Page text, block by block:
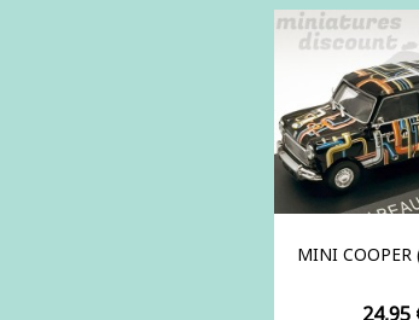
MINI COOPER
Prix
24,95